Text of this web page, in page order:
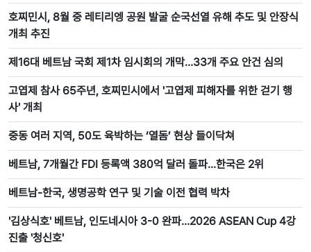
호찌민시, 8월 중 레티리엥 공원 발굴 순국선열 유해 추도 및 안장식
개최 추진
제16대 베트남 국회 제1차 임시회의 개막…33개 주요 안건 심의
고엽제 참사 65주년, 호찌민시에서 '고엽제 피해자를 위한 걷기 행
사' 개최
중동 여러 지역, 50도 육박하는 ‘열돔’ 현상 들이닥쳐
베트남, 7개월간 FDI 등록액 380억 달러 돌파…한국은 2위
베트남-한국, 생명공학 연구 및 기술 이전 협력 박차
'김상식호' 베트남, 인도네시아 3-0 완파…2026 ASEAN Cup 4강
진출 '청신호'